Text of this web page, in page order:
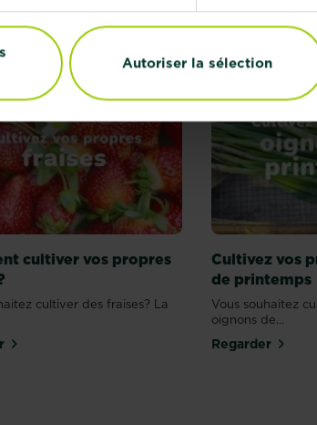
Autoriser la sélection
cultiver vos propres
cultiver des fraises? La
Cultivez vos
de printemps
Vous souhaitez
oignons de...
Regarder